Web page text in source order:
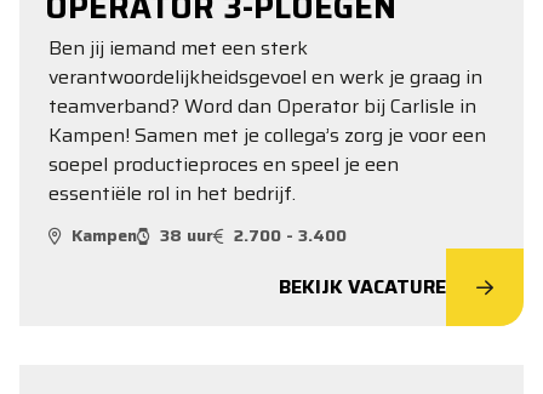
Ben jij iemand met een sterk
verantwoordelijkheidsgevoel en werk je graag in
teamverband? Word dan Operator bij Carlisle in
Kampen! Samen met je collega’s zorg je voor een
soepel productieproces en speel je een
essentiële rol in het bedrijf.
Kampen 38 uur 2.700 - 3.400
BEKIJK VACATURE